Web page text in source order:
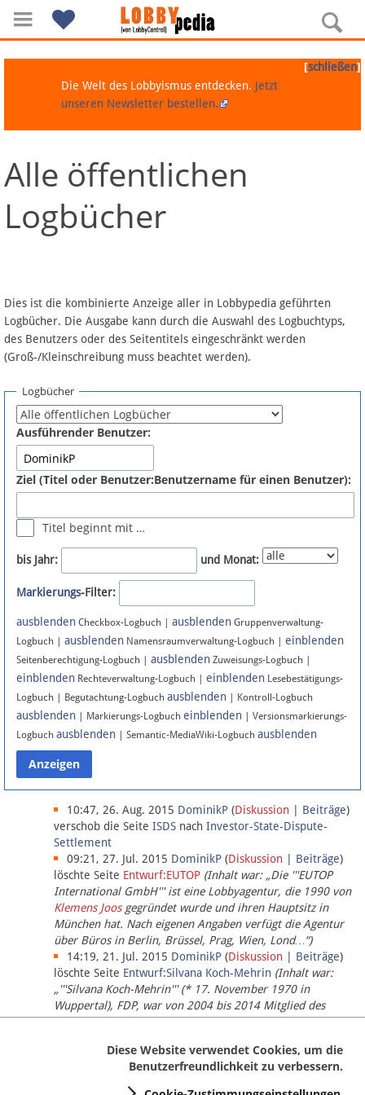
Navigation
Über Lobbypedia
Artikel nach Kategorien
FAQ
Fördermitglied werden
Fehler melden
Newsletter
Bluesky
Facebook
Instagram
Anmelden
Datenschutz
Über Lobbypedia
Impressum
[schließen]
Die Welt des Lobbyismus entdecken. Jetzt
unseren Newsletter bestellen.
Alle öffentlichen
Logbücher
Dies ist die kombinierte Anzeige aller in Lobbypedia geführten
Logbücher. Die Ausgabe kann durch die Auswahl des Logbuchtyps,
des Benutzers oder des Seitentitels eingeschränkt werden
(Groß-/Kleinschreibung muss beachtet werden).
Logbücher
Ausführender Benutzer:
Ziel (Titel oder Benutzer:Benutzername für einen Benutzer):
Titel beginnt mit …
bis Jahr: und Monat:
Markierungs-Filter:
ausblenden Checkbox-Logbuch | ausblenden Gruppenverwaltung-
Logbuch | ausblenden Namensraumverwaltung-Logbuch | einblenden
Seitenberechtigung-Logbuch | ausblenden Zuweisungs-Logbuch |
einblenden Rechteverwaltung-Logbuch | einblenden Lesebestätigungs-
Logbuch | Begutachtung-Logbuch ausblenden | Kontroll-Logbuch
ausblenden | Markierungs-Logbuch einblenden | Versionsmarkierungs-
Logbuch ausblenden | Semantic-MediaWiki-Logbuch ausblenden
10:47, 26. Aug. 2015 DominikP (Diskussion Beiträge)
verschob die Seite ISDS nach Investor-State-Dispute-
Settlement
09:21, 27. Jul. 2015 DominikP (Diskussion Beiträge)
löschte Seite Entwurf:EUTOP (Inhalt war: „Die '''EUTOP
International GmbH''' ist eine Lobbyagentur, die 1990 von
Klemens Joosgegründet wurde und ihren Hauptsitz in
München hat. Nach eigenen Angaben verfügt die Agentur
über Büros in Berlin, Brüssel, Prag, Wien, Lond…“)
14:19, 21. Jul. 2015 DominikP (Diskussion Beiträge)
löschte Seite Entwurf:Silvana Koch-Mehrin (Inhalt war:
„'''Silvana Koch-Mehrin''' (* 17. November 1970 in
Wuppertal), FDP, war von 2004 bis 2014 Mitglied des
Europäischen Parlaments, seit November 2014 ist sie für
Diese Website verwendet Cookies, um die
Benutzerfreundlichkeit zu verbessern.